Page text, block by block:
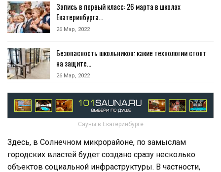
Запись в первый класс: 26 марта в школах
Екатеринбурга…
26 Мар, 2022
Безопасность школьников: какие технологии стоят
на защите…
26 Мар, 2022
Сауны в Екатеринбурге
Здесь, в Солнечном микрорайоне, по замыслам
городских властей будет создано сразу несколько
объектов социальной инфраструктуры. В частности,